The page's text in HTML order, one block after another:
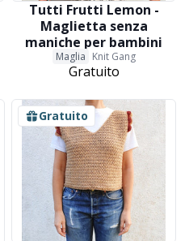
Tutti Frutti Lemon -
Maglietta senza
maniche per bambini
Maglia Knit Gang
Gratuito
Gratuito